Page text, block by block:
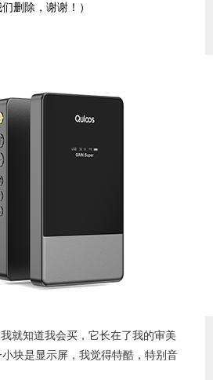
删除，谢谢！）
就知道我会买，它长在了我的审美
小块是显示屏，我觉得特酷，特别音